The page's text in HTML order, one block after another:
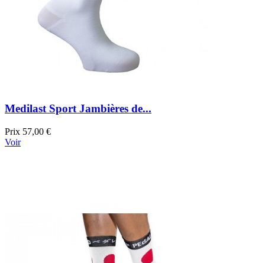
Medilast Sport Jambières de...
Prix 57,00 €
Voir